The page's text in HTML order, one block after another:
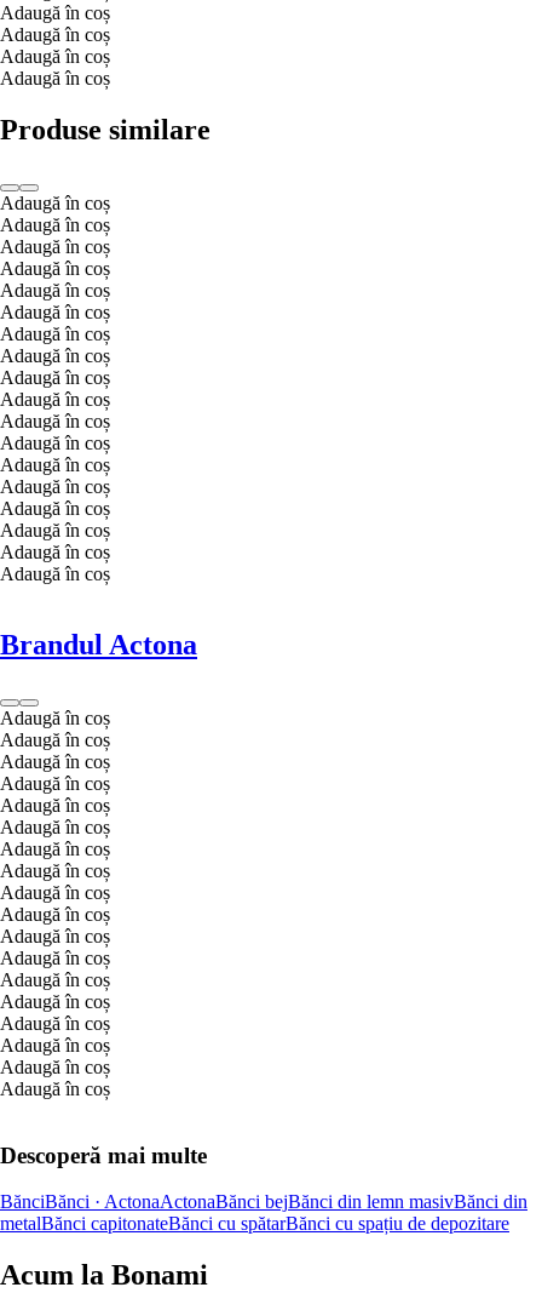
Adaugă în coș
Adaugă în coș
Adaugă în coș
Adaugă în coș
Produse similare
Adaugă în coș
Adaugă în coș
Adaugă în coș
Adaugă în coș
Adaugă în coș
Adaugă în coș
Adaugă în coș
Adaugă în coș
Adaugă în coș
Adaugă în coș
Adaugă în coș
Adaugă în coș
Adaugă în coș
Adaugă în coș
Adaugă în coș
Adaugă în coș
Adaugă în coș
Adaugă în coș
Brandul Actona
Adaugă în coș
Adaugă în coș
Adaugă în coș
Adaugă în coș
Adaugă în coș
Adaugă în coș
Adaugă în coș
Adaugă în coș
Adaugă în coș
Adaugă în coș
Adaugă în coș
Adaugă în coș
Adaugă în coș
Adaugă în coș
Adaugă în coș
Adaugă în coș
Adaugă în coș
Adaugă în coș
Descoperă mai multe
BănciBănci · ActonaActonaBănci bejBănci din lemn masivBănci din
metalBănci capitonateBănci cu spătarBănci cu spațiu de depozitare
Acum la Bonami